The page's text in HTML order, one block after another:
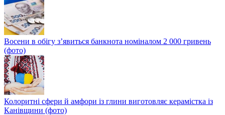
Восени в обігу з’явиться банкнота номіналом 2 000 гривень
(фото)
Колоритні сфери й амфори із глини виготовляє керамістка із
Канівщини (фото)